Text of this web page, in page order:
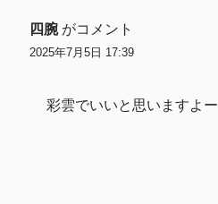
四腕 がコメント
2025年7月5日 17:39
彩雲でいいと思いますよー